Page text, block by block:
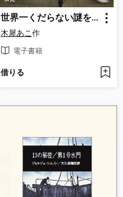
世界一くだらない謎を解く探偵のまったり事件簿
木犀あこ作
電子書籍
借りる